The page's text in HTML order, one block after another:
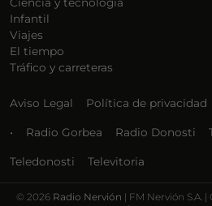
Ciencia y tecnología
Infantil
Viajes
El tiempo
Tráfico y carreteras
Aviso Legal Política de privacidad
• Radio Gorbea Radio Donosti
Teledonosti Televitoria
© 2026 Radio Nervión | FM Nervión S.A.